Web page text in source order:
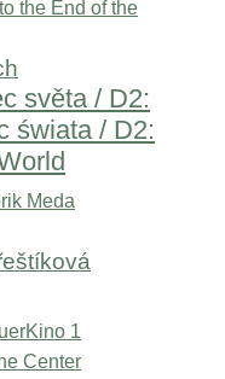
světa / D2:
świata / D2:
Meda
1